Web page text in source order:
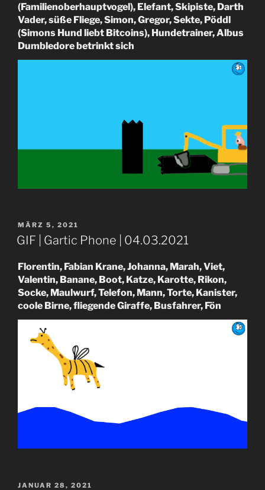
(Familienoberhauptvogel), Elefant, Skipiste, Darth
Vader, süße Fliege, Simon, Gregor, Sekte, Pöddl
(Simons Hund liebt Bitcoins), Hundetrainer, Albus
Dumbledore betrinkt sich
VERÖFFENTLICHT
AM
MÄRZ 5, 2021
GIF | Gartic Phone | 04.03.2021
Florentin, Fabian Krane, Johanna, Marah, Viet,
Valentin, Banane, Boot, Katze, Karotte, Rikon,
Socke, Maulwurf, Telefon, Mann, Torte, Kanister,
coole Birne, fliegende Giraffe, Busfahrer, Fön
VERÖFFENTLICHT
JANUAR 28, 2021